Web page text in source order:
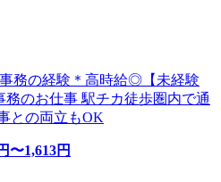
事務の経験＊高時給◎【未経験
のお仕事 駅チカ徒歩圏内で通
との両立もOK
〜1,613円